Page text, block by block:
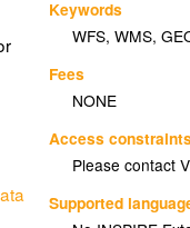
Keywords
WFS,WMS,
Fees
NONE
Access
Please contact
Supported